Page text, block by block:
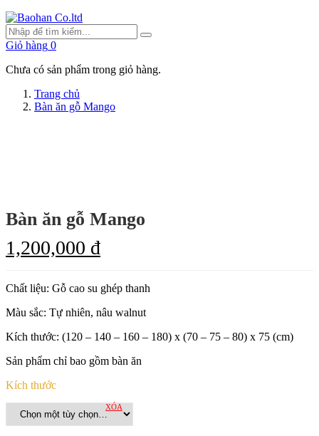
Giỏ hàng 0
Chưa có sản phẩm trong giỏ hàng.
Trang chủ
Bàn ăn gỗ Mango
Bàn ăn gỗ Mango
1,200,000 đ
Chất liệu: Gỗ cao su ghép thanh
Màu sắc: Tự nhiên, nâu walnut
Kích thước: (120 – 140 – 160 – 180) x (70 – 75 – 80) x 75 (cm)
Sản phẩm chỉ bao gồm bàn ăn
Kích thước
XÓA